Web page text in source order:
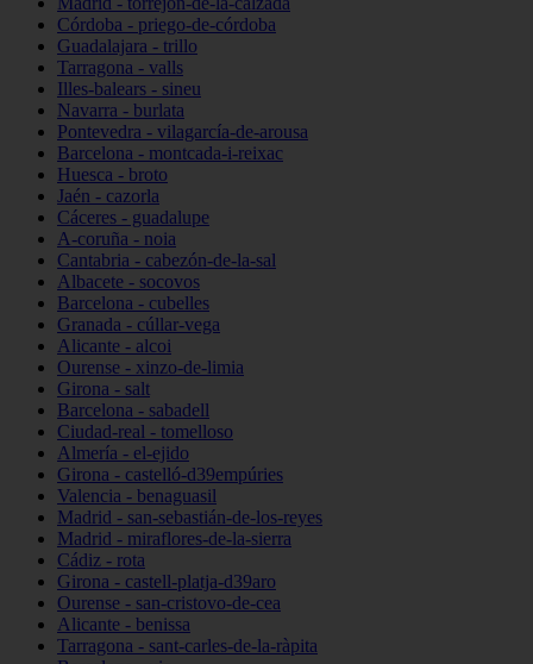
Córdoba - priego-de-córdoba
Guadalajara - trillo
Tarragona - valls
Illes-balears - sineu
Navarra - burlata
Pontevedra - vilagarcía-de-arousa
Barcelona - montcada-i-reixac
Huesca - broto
Jaén - cazorla
Cáceres - guadalupe
A-coruña - noia
Cantabria - cabezón-de-la-sal
Albacete - socovos
Barcelona - cubelles
Granada - cúllar-vega
Alicante - alcoi
Ourense - xinzo-de-limia
Girona - salt
Barcelona - sabadell
Ciudad-real - tomelloso
Almería - el-ejido
Girona - castelló-d39empúries
Valencia - benaguasil
Madrid - san-sebastián-de-los-reyes
Madrid - miraflores-de-la-sierra
Cádiz - rota
Girona - castell-platja-d39aro
Ourense - san-cristovo-de-cea
Alicante - benissa
Tarragona - sant-carles-de-la-ràpita